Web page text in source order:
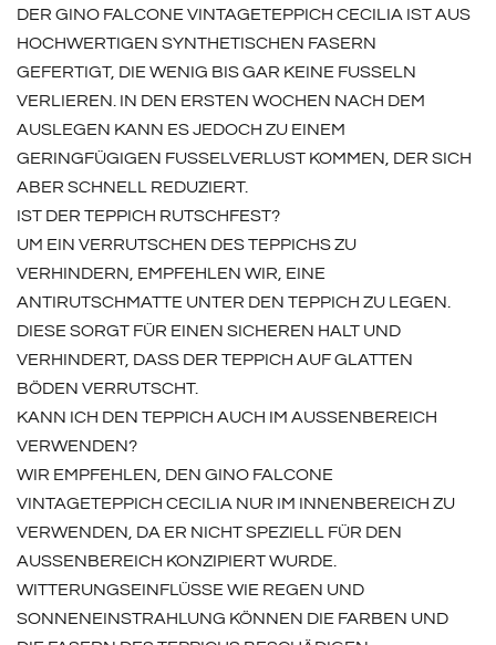
DER GINO FALCONE VINTAGETEPPICH CECILIA IST AUS
HOCHWERTIGEN SYNTHETISCHEN FASERN
GEFERTIGT, DIE WENIG BIS GAR KEINE FUSSELN
VERLIEREN. IN DEN ERSTEN WOCHEN NACH DEM
AUSLEGEN KANN ES JEDOCH ZU EINEM
GERINGFÜGIGEN FUSSELVERLUST KOMMEN, DER SICH
ABER SCHNELL REDUZIERT.
IST DER TEPPICH RUTSCHFEST?
UM EIN VERRUTSCHEN DES TEPPICHS ZU
VERHINDERN, EMPFEHLEN WIR, EINE
ANTIRUTSCHMATTE UNTER DEN TEPPICH ZU LEGEN.
DIESE SORGT FÜR EINEN SICHEREN HALT UND
VERHINDERT, DASS DER TEPPICH AUF GLATTEN
BÖDEN VERRUTSCHT.
KANN ICH DEN TEPPICH AUCH IM AUSSENBEREICH V
ERWENDEN?
WIR EMPFEHLEN, DEN GINO FALCONE
VINTAGETEPPICH CECILIA NUR IM INNENBEREICH ZU
VERWENDEN, DA ER NICHT SPEZIELL FÜR DEN
AUSSENBEREICH KONZIPIERT WURDE. W
ITTERUNGSEINFLÜSSE WIE REGEN UND S
ONNENEINSTRAHLUNG KÖNNEN DIE FARBEN UND D